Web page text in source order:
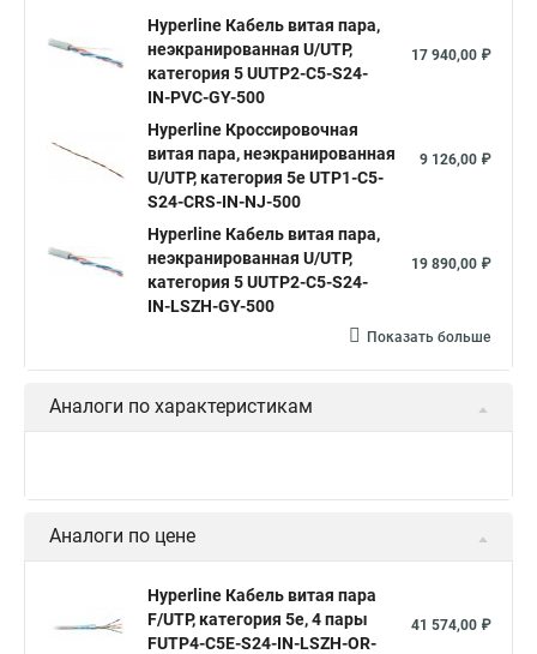
Витая пара уличная hyperline Hyperline 305
Витая пара utp 5e hyperline
Кабель витая пара UTP lszh Кабель витая пара 5e cat
Ftp 4 cat 5e Hyperline Utp4 cat 5e SFTP витая пара
Витая пара utp 1 Cat 6 Витой кабель 5 категории
Витая пара cu Кабель ftp витая
Витая пара 24awg
Кабель для интернета от роутера к компьютеру
Витой провод Кабель cat5e utp Hyperline outdoor
Hyperline ftp 5e
Hyperline Кабель витая пара,
неэкранированная U/UTP,
категория 5 UUTP2-C5-S24-
IN-PVC-GY-500
17 940,00 ₽
Hyperline Кроссировочная
витая пара, неэкранированная
U/UTP, категория 5e UTP1-C5-
S24-CRS-IN-NJ-500
9 126,00 ₽
Hyperline Кабель витая пара,
неэкранированная U/UTP,
категория 5 UUTP2-C5-S24-
IN-LSZH-GY-500
19 890,00 ₽
Показать больше
Аналоги по характеристикам
Аналоги по цене
Hyperline Кабель витая пара
F/UTP, категория 5e, 4 пары
FUTP4-C5E-S24-IN-LSZH-OR-
41 574,00 ₽